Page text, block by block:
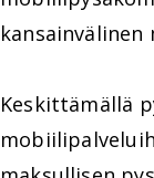
Keskittämällä